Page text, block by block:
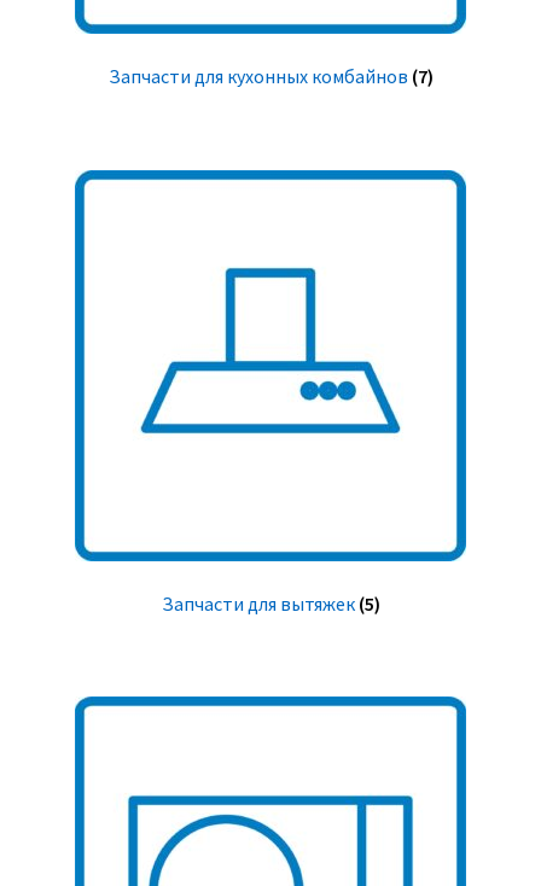
Запчасти для кухонных комбайнов (7)
Запчасти для вытяжек (5)